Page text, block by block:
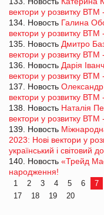
вектори у розвитку ВТМ
134. Новость Галина
вектори у розвитку ВТМ
135. Новость Дмитро
вектори у розвитку ВТМ
136. Новость Дарія
вектори у розвитку ВТМ
137. Новость
вектори у розвитку ВТМ
138. Новость Наталія
вектори у розвитку ВТМ
139. Новость
2023: Нові вектори у
український і світовий
140. Новость «Трейд
народження!
1 2 3 4 5 6 7
17
18 19 20